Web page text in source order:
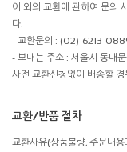
이 외의 교환에 관하여 문의
다.
- 교환문의 : (02)-6213-
- 보내는 주소 : 서울시 동대
사전 교환신청없이 배송할
교환/반품 절차
교환사유(상품불량, 주문내